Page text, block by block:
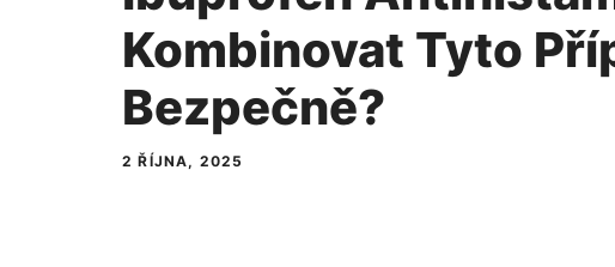
Kombinovat Tyto
Bezpečně?
2 ŘÍJNA, 2025